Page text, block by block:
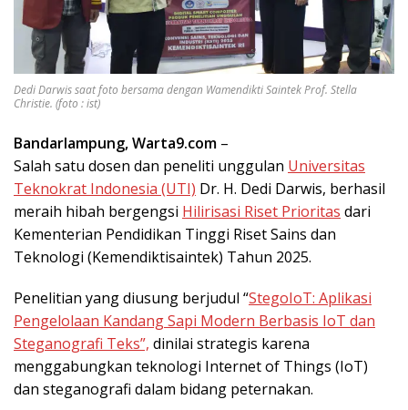
Dedi Darwis saat foto bersama dengan Wamendikti Saintek Prof. Stella
Christie. (foto : ist)
Bandarlampung, Warta9.com –
Salah satu dosen dan peneliti unggulan Universitas
Teknokrat Indonesia (UTI) Dr. H. Dedi Darwis, berhasil
meraih hibah bergengsi Hilirisasi Riset Prioritas dari
Kementerian Pendidikan Tinggi Riset Sains dan
Teknologi (Kemendiktisaintek) Tahun 2025.
Penelitian yang diusung berjudul “StegoIoT: Aplikasi
Pengelolaan Kandang Sapi Modern Berbasis IoT dan
Steganografi Teks”, dinilai strategis karena
menggabungkan teknologi Internet of Things (IoT)
dan steganografi dalam bidang peternakan.